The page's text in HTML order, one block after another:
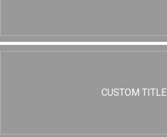
CUSTOM TITLE